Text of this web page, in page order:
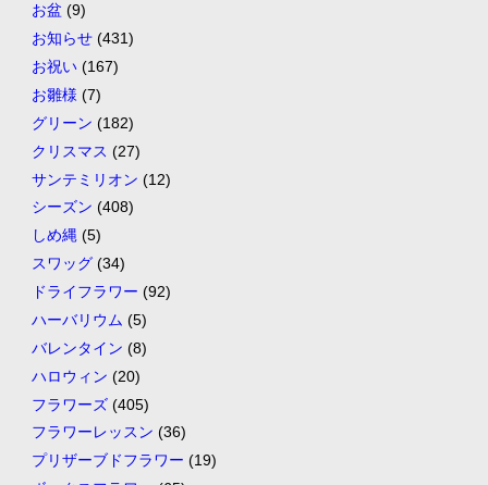
お盆 (9)
お知らせ(431)
お祝い(167)
お雛様 (7)
グリーン (182)
クリスマス (27)
サンテミリオン (12)
シーズン (408)
しめ縄(5)
スワッグ(34)
ドライフラワー (92)
ハーバリウム (5)
バレンタイン (8)
ハロウィン (20)
フラワーズ(405)
フラワーレッスン (36)
プリザーブドフラワー (19)